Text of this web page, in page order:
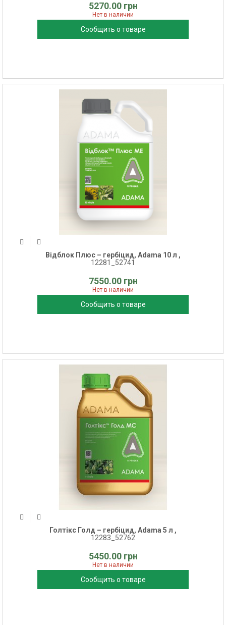
5270.00 грн
Нет в наличии
Сообщить о товаре
Відблок Плюс – гербіцид, Adama 10 л ,
12281_52741
7550.00 грн
Нет в наличии
Сообщить о товаре
Голтікс Голд – гербіцид, Adama 5 л ,
12283_52762
5450.00 грн
Нет в наличии
Сообщить о товаре